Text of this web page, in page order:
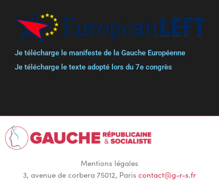
Je télécharge le manifeste de la Gauche Européenne
Je télécharge le texte adopté lors du 7e congrès
Mentions légales
3, avenue de corbera 75012, Paris contact@g-r-s.fr